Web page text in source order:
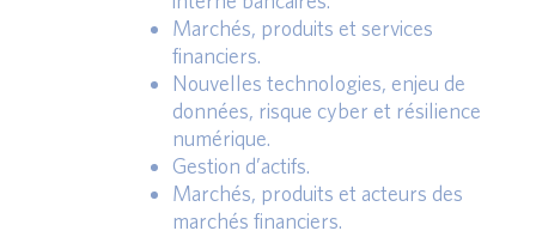
Marchés, produits et services
financiers.
Nouvelles technologies, enjeu de
données, risque cyber et résilience
numérique.
Gestion d’actifs.
Marchés, produits et acteurs des
marchés financiers.